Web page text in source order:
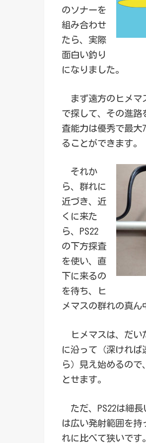
のソナーを
組み合わせ
たら、実際
面白い釣り
になりました。
まず遠方のヒメマ
で探して、その進路
査能力は優秀で最大
ることができます。
それか
ら、群れに
近づき、近
くに来た
ら、PS22
の下方探査
を使い、直
下に来るの
を待ち、ヒ
メマスの群れの真ん
ヒメマスは、だい
に沿って（深ければ
ら）見え始めるの
とせます。
ただ、PS22は細長
は広い発射範囲を持
れに比べて狭いです。